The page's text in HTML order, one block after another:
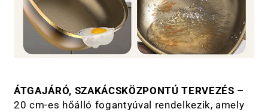
ÁTGAJÁRÓ, SZAKÁCSKÖZPONTÚ TERVEZÉS –
20 cm-es hőálló fogantyúval rendelkezik, amely